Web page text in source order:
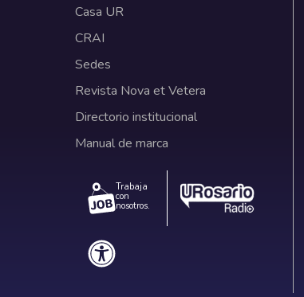
Casa UR
CRAI
Sedes
Revista Nova et Vetera
Directorio institucional
Manual de marca
Trabaja
con
nosotros.